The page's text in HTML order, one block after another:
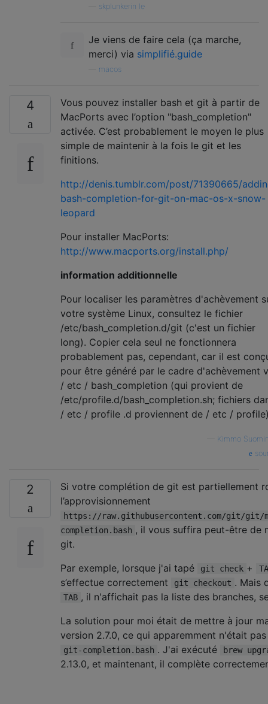
skplunkerin le
Je viens de faire cela (ça marche,
merci) via simplifié.guide
macos
4
Vous pouvez installer bash et git à partir de
MacPorts avec l’option "bash_completion"
activée. C’est probablement le moyen le plus
simple de maintenir à la fois le git et les
finitions.
http://denis.tumblr.com/post/71390665/
bash-completion-for-git-on-mac-os-x-snow-
leopard
Pour installer MacPorts:
http://www.macports.org/install.php/
information additionnelle
Pour localiser les paramètres d'achèvement
votre système Linux, consultez le fichier
/etc/bash_completion.d/git (c'est un fichier
long). Copier cela seul ne fonctionnera
probablement pas, cependant, car il est
pour être généré par le cadre d'achèvement
/ etc / bash_completion (qui provient de
/etc/profile.d/bash_completion.sh; fichiers
/ etc / profile .d proviennent de / etc /
Kimmo
2
Si votre complétion de git est partiellement
l’approvisionnement
https://raw.githubusercontent.com/git/git/
completion.bash , il vous suffira peut-être de
git.
Par exemple, lorsque j'ai tapé
git check +
s’effectue correctement git checkout . Mais
TAB , il n'affichait pas la liste des branches,
La solution pour moi était de mettre à jour
version 2.7.0, ce qui apparemment n'était
git-completion.bash . J'ai exécuté brew
2.13.0, et maintenant, il complète